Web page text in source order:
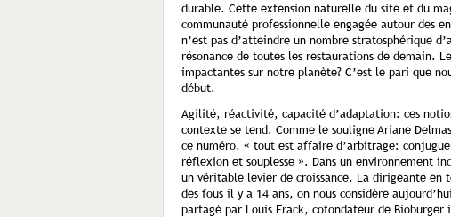
durable. Cette extension naturelle du site et du
communauté professionnelle engagée autour des
n’est pas d’atteindre un nombre stratosphérique
résonance de toutes les restaurations de demain.
impactantes sur notre planète? C’est le pari que
début.
Agilité, réactivité, capacité d’adaptation: ces
contexte se tend. Comme le souligne Ariane
ce numéro, « tout est affaire d’arbitrage:
réflexion et souplesse ». Dans un environnement
un véritable levier de croissance. La dirigeante en
des fous il y a 14 ans, on nous considère
partagé par Louis Frack, cofondateur de